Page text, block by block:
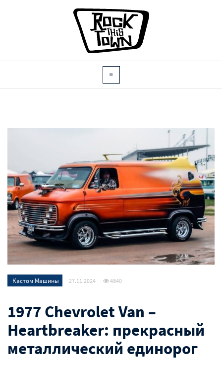
Кастом Машины 27.11.2024 4840
1977 Chevrolet Van –
Heartbreaker: прекрасный
металлический единорог